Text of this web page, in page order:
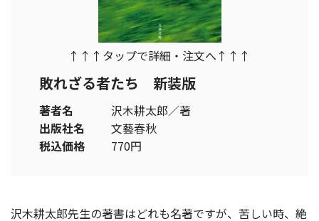
↑↑↑タップで詳細・注文へ↑↑↑
敗れざる者たち 新装版
著者名
沢木耕太郎／著
出版社名
文藝春秋
税込価格
770円
沢木耕太郎先生の著書はどれも名著ですが、苦しい時、絶